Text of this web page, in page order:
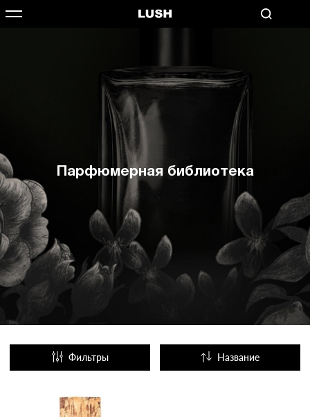
Парфюмерная библиотека
Фильтры Название